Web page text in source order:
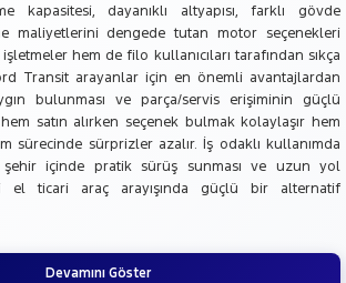
kapasitesi, dayanıklı altyapısı, farklı gövde
maliyetlerini dengede tutan motor seçenekleri
hem de filo kullanıcıları tarafından sıkça
Transit arayanlar için en önemli avantajlardan
bulunması ve parça/servis erişiminin güçlü
satın alırken seçenek bulmak kolaylaşır hem
sürecinde sürprizler azalır. İş odaklı kullanımda
şehir içinde pratik sürüş sunması ve uzun yol
el ticari araç arayışında güçlü bir alternatif
Devamını Göster